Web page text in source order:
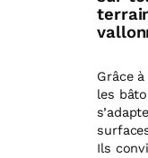
Grâce
les
Ils